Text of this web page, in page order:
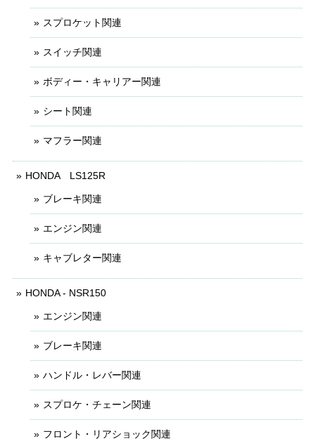
スプロケット関連
スイッチ関連
ボディー・キャリアー関連
シート関連
マフラー関連
HONDA LS125R
ブレーキ関連
エンジン関連
キャブレター関連
HONDA - NSR150
エンジン関連
ブレーキ関連
ハンドル・レバー関連
スプロケ・チェーン関連
フロント・リアショック関連